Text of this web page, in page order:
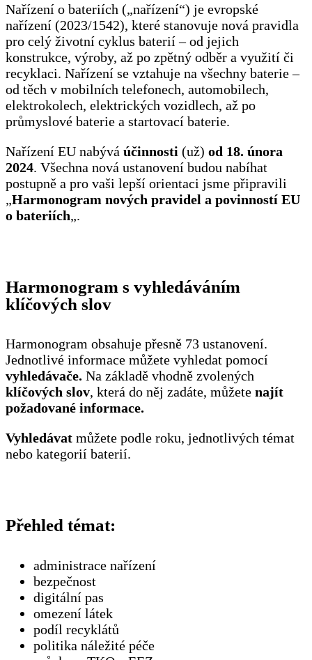
Nařízení o bateriích („nařízení“) je evropské
nařízení (2023/1542), které stanovuje nová pravidla
pro celý životní cyklus baterií – od jejich
konstrukce, výroby, až po zpětný odběr a využití či
recyklaci. Nařízení se vztahuje na všechny baterie –
od těch v mobilních telefonech, automobilech,
elektrokolech, elektrických vozidlech, až po
průmyslové baterie a startovací baterie.
Nařízení EU nabývá účinnosti (už) od 18. února
2024. Všechna nová ustanovení budou nabíhat
postupně a pro vaši lepší orientaci jsme připravili
„Harmonogram nových pravidel a povinností EU
o bateriích„.
Harmonogram s vyhledáváním
klíčových slov
Harmonogram obsahuje přesně 73 ustanovení.
Jednotlivé informace můžete vyhledat pomocí
vyhledávače. Na základě vhodně zvolených
klíčových slov, která do něj zadáte, můžete najít
požadované informace.
Vyhledávat můžete podle roku, jednotlivých témat
nebo kategorií baterií.
Přehled témat:
administrace nařízení
bezpečnost
digitální pas
omezení látek
podíl recyklátů
politika náležité péče